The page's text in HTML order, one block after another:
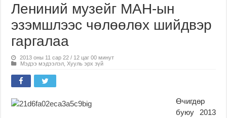
Лениний музейг МАН-ын
эзэмшлээс чөлөөлөх шийдвэр
гаргалаа
2013 оны 11 сар 22 / 12 цаг 00 минут
Мэдээ мэдээлэл ,Хууль эрх зүй
Өчигдөр
буюу 2013